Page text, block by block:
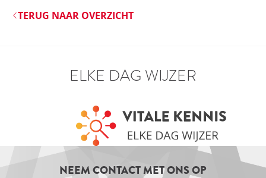
TERUG NAAR OVERZICHT
ELKE DAG WIJZER
NEEM CONTACT MET ONS OP